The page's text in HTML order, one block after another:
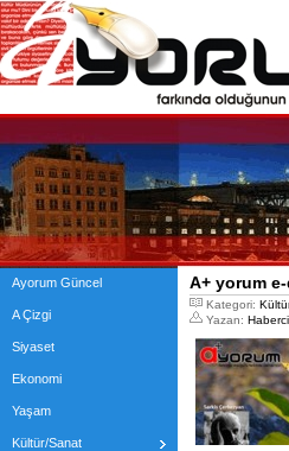
Ayorum Güncel
A Çizgi
Siyaset
Ekonomi
Yaşam
Kültür/Sanat
A+ yorum
Kategori:
Yazan: Haberci